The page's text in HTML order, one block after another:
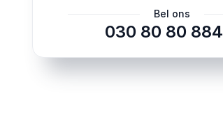
Bel ons
030 80 80 884